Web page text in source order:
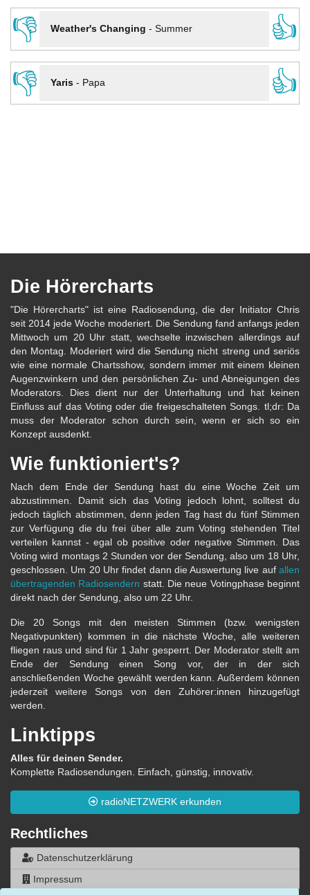
👎
Weather's Changing - Summer
👍
👎
Yaris- Papa 👍
Die Hörercharts
"Die Hörercharts" ist eine Radiosendung, die der Initiator Chris
seit 2014 jede Woche moderiert. Die Sendung fand anfangs jeden
Mittwoch um 20 Uhr statt, wechselte inzwischen allerdings auf
den Montag. Moderiert wird die Sendung nicht streng und seriös
wie eine normale Chartsshow, sondern immer mit einem kleinen
Augenzwinkern und den persönlichen Zu- und Abneigungen des
Moderators. Dies dient nur der Unterhaltung und hat keinen
Einfluss auf das Voting oder die freigeschalteten Songs. tl;dr: Da
muss der Moderator schon durch sein, wenn er sich so ein
Konzept ausdenkt.
Wie funktioniert's?
Nach dem Ende der Sendung hast du eine Woche Zeit um
abzustimmen. Damit sich das Voting jedoch lohnt, solltest du
jedoch täglich abstimmen, denn jeden Tag hast du fünf Stimmen
zur Verfügung die du frei über alle zum Voting stehenden Titel
verteilen kannst - egal ob positive oder negative Stimmen. Das
Voting wird montags 2 Stunden vor der Sendung, also um 18 Uhr,
geschlossen. Um 20 Uhr findet dann die Auswertung live auf allen
übertragenden Radiosendern statt. Die neue Votingphase beginnt
direkt nach der Sendung, also um 22 Uhr.
Die 20 Songs mit den meisten Stimmen (bzw. wenigsten
Negativpunkten) kommen in die nächste Woche, alle weiteren
fliegen raus und sind für 1 Jahr gesperrt. Der Moderator stellt am
Ende der Sendung einen Song vor, der in der sich
anschließenden Woche gewählt werden kann. Außerdem können
jederzeit weitere Songs von den Zuhörer:innen hinzugefügt
werden.
Linktipps
Alles für deinen Sender.
Komplette Radiosendungen. Einfach, günstig, innovativ.
radioNETZWERK erkunden
Rechtliches
Datenschutzerklärung
Impressum